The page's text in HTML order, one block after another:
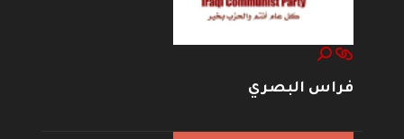
فراس البصري